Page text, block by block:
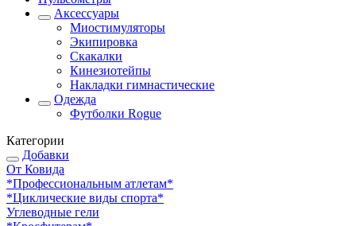
Аксессуары
Миостимуляторы
Экипировка
Скакалки
Кинезиотейпы
Накладки гимнастические
Одежда
Футболки Rogue
Категории
Добавки
От Ковида
*Профессиональным атлетам*
*Циклические виды спорта*
Углеводные гели